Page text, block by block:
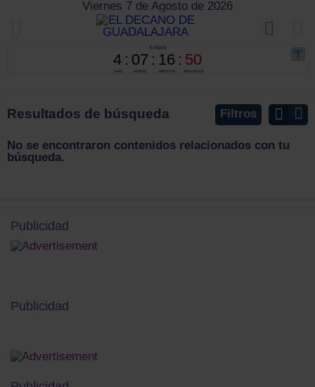
Viernes 7 de Agosto de 2026
Filtros
Resultados de búsqueda
No se encontraron contenidos relacionados con tu
búsqueda.
Publicidad
Publicidad